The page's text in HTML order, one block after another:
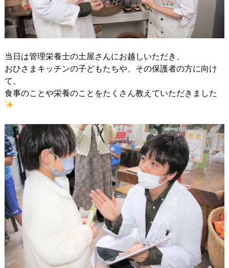
当日は管理栄養士の土屋さんにお越しいただき、
おひさまキッチンの子どもたちや、その保護者の方に向け
て、
食事のことや栄養のことをたくさん教えていただきました